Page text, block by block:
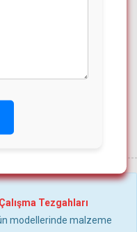
Çalışma Tezgahları
modellerinde malzeme